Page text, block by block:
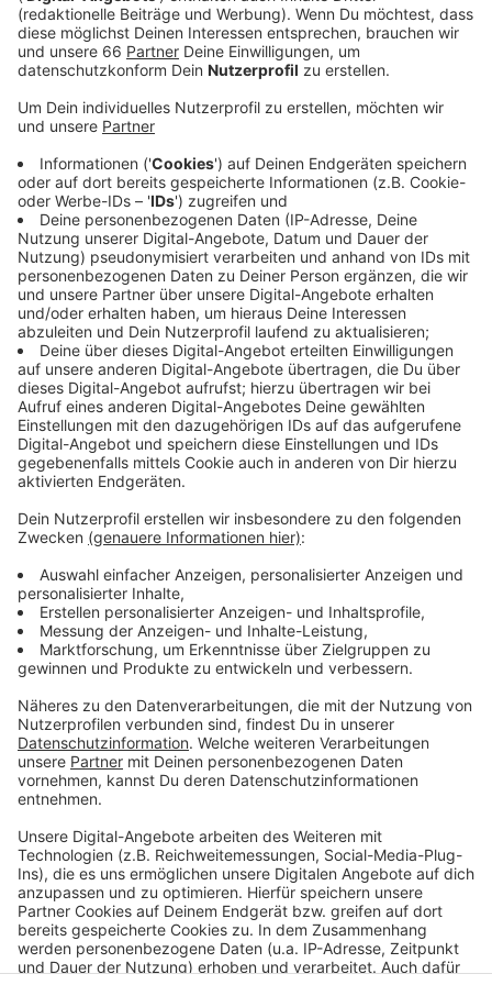
Quelle runter - sein Ziel ist die Nordsee, in die der
Rhein mündet. Die aktuelle Position des
Extremsportlers lässt sich über einen Link
Veröffentlicht:Mittwoch, 29.06.2022 13:36
Anzeige
Sein Ziel ist der Hafen, wo er auch die Nacht verbringt.
Heß geht es nicht nur um die sportliche
Herausforderung, sondern auch um
Wissenschaftliches: Wasserproben sollen zum Beispiel
Aufschluss über die Entwicklung der Wasserqualität
des Rheins geben.
Anzeige
Weitere Infos und Links zum Thema
Aktuelle Position
Mehr zu Heß und seinem Projekt
Stadt warnt vor Schwimmen im Rhein
Anzeige
Anzeige